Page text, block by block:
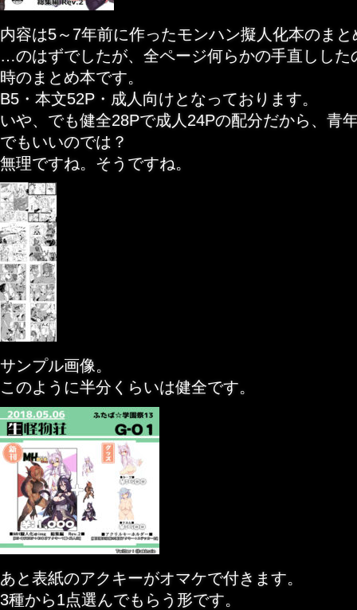
内容は5～7年前に作ったモンハン擬人化本のまと
…のはずでしたが、全ページ何らかの手直しした
時のまとめ本です。
B5・本文52P・成人向けとなっております。
いや、でも健全28Pで成人24Pの配分だから、青
でもいいのでは？
無理ですね。そうですね。
サンプル画像。
このように半分くらいは健全です。
あと表紙のアクキーがオマケで付きます。
3種から1点選んでもらう形です。